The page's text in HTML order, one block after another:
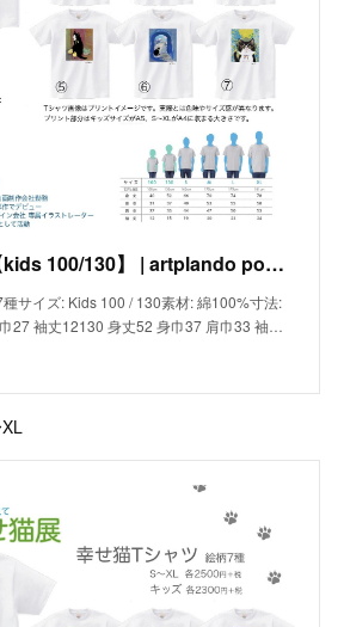
幸せ猫Tシャツ【kids 100/130】 | artplando powered by BASE
サイズ: Kids 100 / 130素材: 綿100%寸法:
27 袖丈12130 身丈52 身巾37 肩巾33 袖…